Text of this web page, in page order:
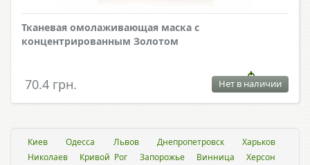
Тканевая омолаживающая маска с
концентрированным Золотом
70.4 грн. Нет в наличии
Киев Одесса Львов Днепропетровск
Харьков
Николаев
Кривой Рог Запорожье Винница Херсон